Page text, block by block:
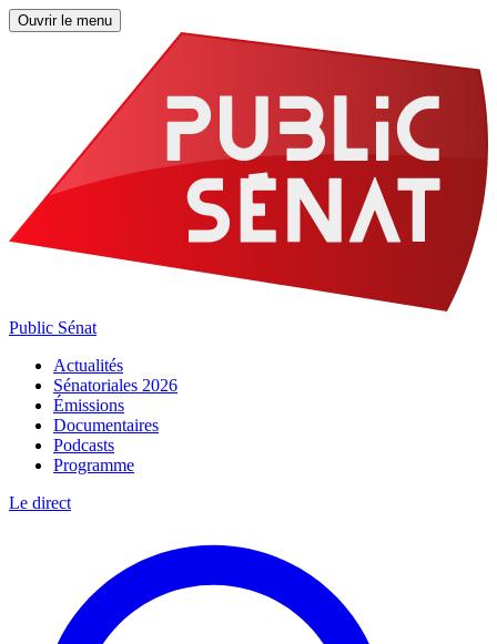
Ouvrir le menu
Public Sénat
Actualités
Sénatoriales 2026
Émissions
Documentaires
Podcasts
Programme
Le direct